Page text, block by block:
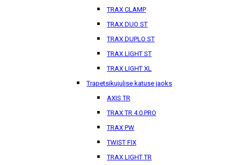
TRAX CLAMP
TRAX DUO ST
TRAX DUPLO ST
TRAX LIGHT ST
TRAX LIGHT XL
Trapetsikujulise katuse jaoks
AXIS TR
TRAX TR 4.0 PRO
TRAX PW
TWIST FIX
TRAX LIGHT TR